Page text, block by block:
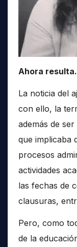
Ahora
La noticia del
con ello, la
además de
que implicaba
procesos
actividades
las fechas de
clausuras,
Pero, como
de la